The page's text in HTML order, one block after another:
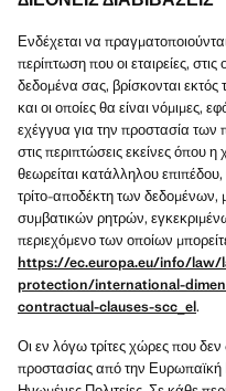
Ενδέχεται να
περίπτωση που οι εταιρείες,
δεδομένα σας, βρίσκονται
και οι οποίες θα είναι νόμιμες,
εχέγγυα για την προστασία
στις περιπτώσεις εκείνες
θεωρείται κατάλληλου
τρίτο-αποδέκτη των
συμβατικών ρητρών,
περιεχόμενο των οποίων
https://ec.europa.eu/info/
protection/international-
contractual-clauses-scc_el.
Οι εν λόγω τρίτες χώρες που
προστασίας από την Ευρωπαϊκή